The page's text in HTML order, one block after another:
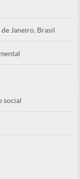
Janeiro, Brasil
social